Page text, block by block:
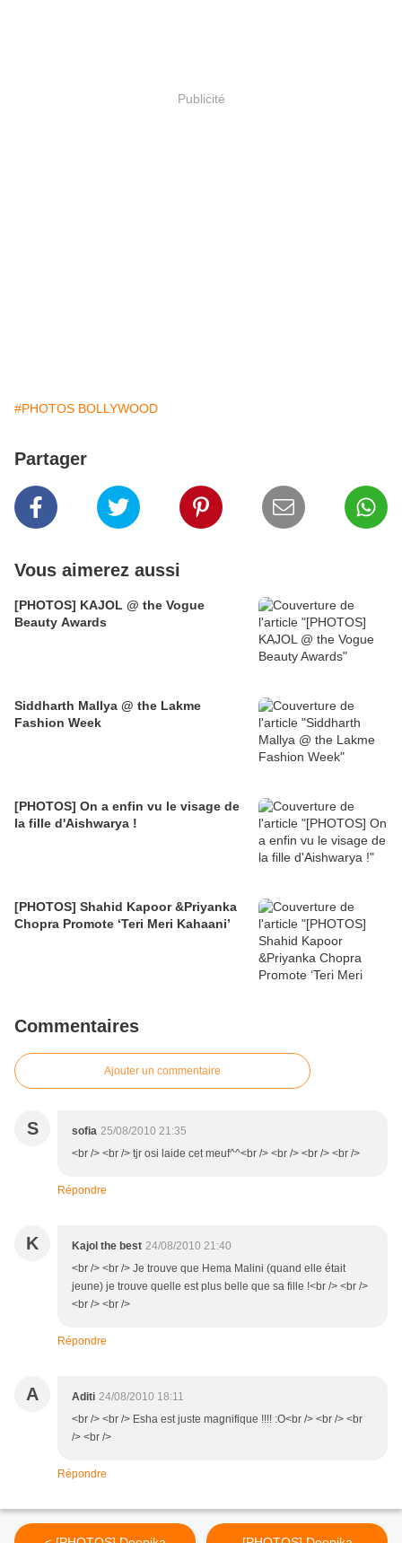
Publicité
#PHOTOS BOLLYWOOD
Partager
Vous aimerez aussi
[PHOTOS] KAJOL @ the Vogue
Beauty Awards
Siddharth Mallya @ the Lakme
Fashion Week
[PHOTOS] On a enfin vu le visage de
la fille d'Aishwarya !
[PHOTOS] Shahid Kapoor &Priyanka
Chopra Promote ‘Teri Meri Kahaani’
Commentaires
Ajouter un commentaire
S sofia 25/08/2010 21:35
<br /> <br /> tjr osi laide cet meuf^^<br /> <br /> <br /> <br />
Répondre
K Kajol the best 24/08/2010 21:40
<br /> <br /> Je trouve que Hema Malini (quand elle était
jeune) je trouve quelle est plus belle que sa fille !<br /> <br />
<br /> <br />
Répondre
A Aditi 24/08/2010 18:11
<br /> <br /> Esha est juste magnifique !!!! :O<br /> <br /> <br
/> <br />
Répondre